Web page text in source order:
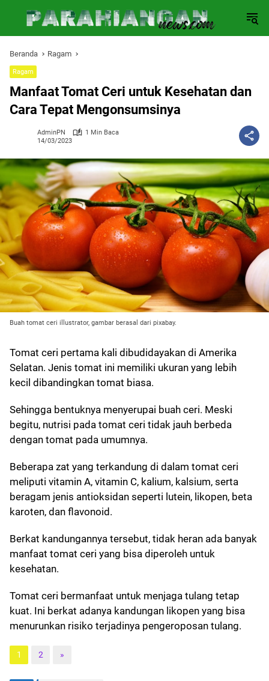
Beranda Ragam
Ragam
Manfaat Tomat Ceri untuk Kesehatan dan
Cara Tepat Mengonsumsinya
AdminPN
1 Min Baca
14/03/2023
Buah tomat ceri illustrator, gambar berasal dari pixabay.
Tomat ceri pertama kali dibudidayakan di Amerika
Selatan. Jenis tomat ini memiliki ukuran yang lebih
kecil dibandingkan tomat biasa.
Sehingga bentuknya menyerupai buah ceri. Meski
begitu, nutrisi pada tomat ceri tidak jauh berbeda
dengan tomat pada umumnya.
Beberapa zat yang terkandung di dalam tomat ceri
meliputi vitamin A, vitamin C, kalium, kalsium, serta
beragam jenis antioksidan seperti lutein, likopen, beta
karoten, dan flavonoid.
Berkat kandungannya tersebut, tidak heran ada banyak
manfaat tomat ceri yang bisa diperoleh untuk
kesehatan.
Tomat ceri bermanfaat untuk menjaga tulang tetap
kuat. Ini berkat adanya kandungan likopen yang bisa
menurunkan risiko terjadinya pengeroposan tulang.
1 2 »